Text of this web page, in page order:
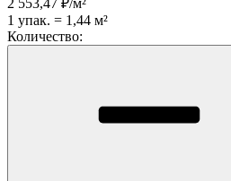
1 упак. = 1,44 м²
Количество: